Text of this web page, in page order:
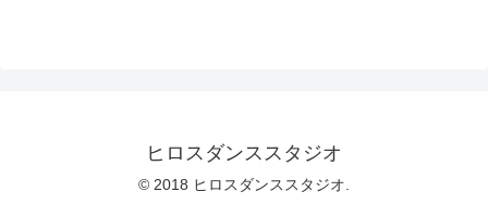
ヒロスダンススタジオ
© 2018 ヒロスダンススタジオ.